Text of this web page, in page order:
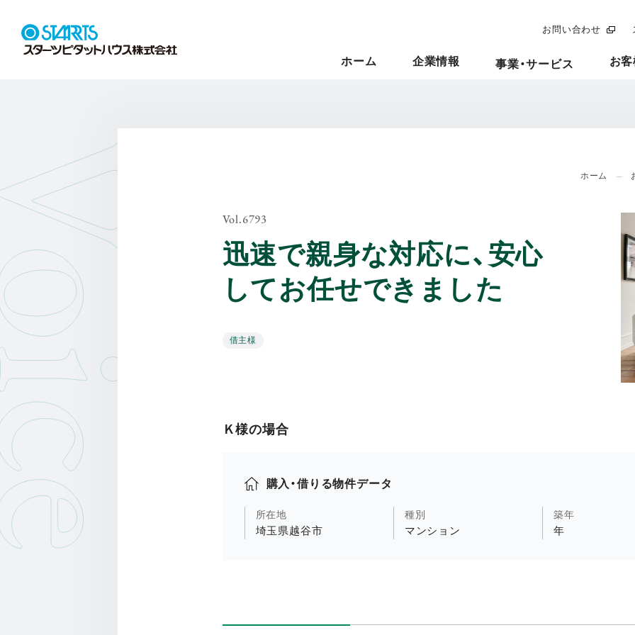
お問い合わせ
ホーム 企業情報 事業・サービス お
ホーム
Vol.6793
迅速で親身な対応に、安心
してお任せできました
借主様
Ｋ様の場合
購入・借りる物件データ
所在地
埼玉県越谷市
種別
マンション
築年
年